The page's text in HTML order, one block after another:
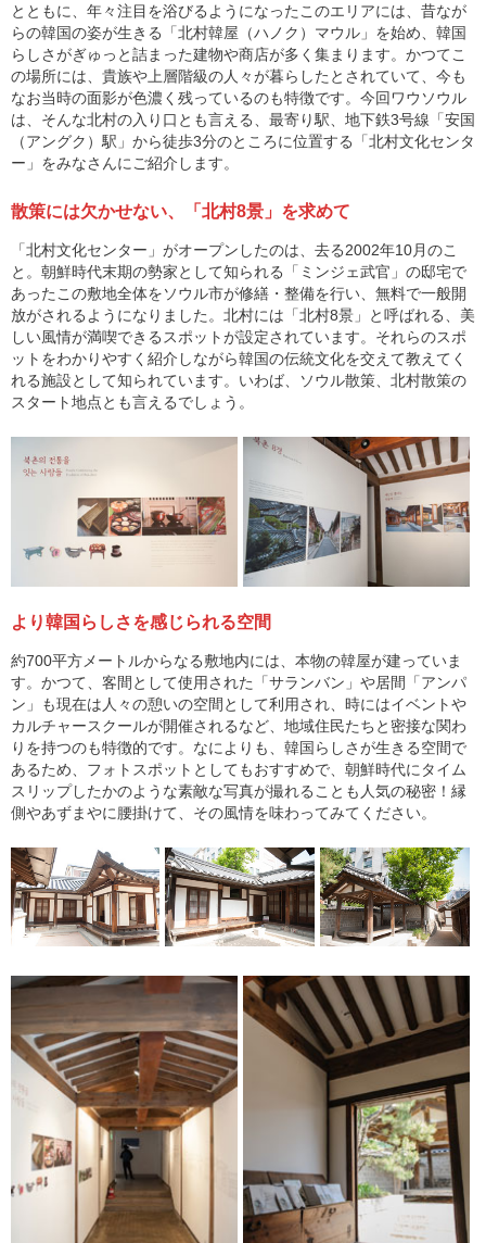
とともに、年々注目を浴びるようになったこのエリアには、昔なが
らの韓国の姿が生きる「北村韓屋（ハノク）マウル」を始め、韓国
らしさがぎゅっと詰まった建物や商店が多く集まります。かつてこ
の場所には、貴族や上層階級の人々が暮らしたとされていて、今も
なお当時の面影が色濃く残っているのも特徴です。今回ワウソウル
は、そんな北村の入り口とも言える、最寄り駅、地下鉄3号線「安国
（アングク）駅」から徒歩3分のところに位置する「北村文化センタ
ー」をみなさんにご紹介します。
散策には欠かせない、「北村8景」を求めて
「北村文化センター」がオープンしたのは、去る2002年10月のこ
と。朝鮮時代末期の勢家として知られる「ミンジェ武官」の邸宅で
あったこの敷地全体をソウル市が修繕・整備を行い、無料で一般開
放がされるようになりました。北村には「北村8景」と呼ばれる、美
しい風情が満喫できるスポットが設定されています。それらのスポ
ットをわかりやすく紹介しながら韓国の伝統文化を交えて教えてく
れる施設として知られています。いわば、ソウル散策、北村散策の
スタート地点とも言えるでしょう。
より韓国らしさを感じられる空間
約700平方メートルからなる敷地内には、本物の韓屋が建っていま
す。かつて、客間として使用された「サランバン」や居間「アンパ
ン」も現在は人々の憩いの空間として利用され、時にはイベントや
カルチャースクールが開催されるなど、地域住民たちと密接な関わ
りを持つのも特徴的です。なによりも、韓国らしさが生きる空間で
あるため、フォトスポットとしてもおすすめで、朝鮮時代にタイム
スリップしたかのような素敵な写真が撮れることも人気の秘密！縁
側やあずまやに腰掛けて、その風情を味わってみてください。